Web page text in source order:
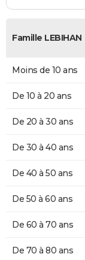
Famille LEBIHAN
Moins de 10 ans
De 10 à 20 ans
De 20 à 30 ans
De 30 à 40 ans
De 40 à 50 ans
De 50 à 60 ans
De 60 à 70 ans
De 70 à 80 ans